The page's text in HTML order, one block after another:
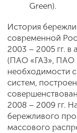
Green).
История
современной
2003 – 2005 гг.
(ПАО «ГАЗ», ПАО
необходимости
систем,
2008 – 2009 гг.
бережливого
массового